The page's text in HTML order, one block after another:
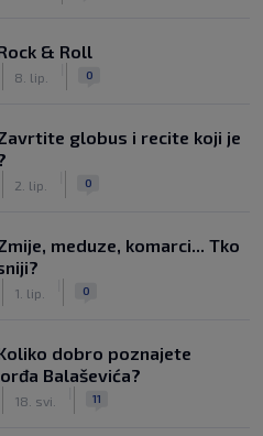
& Roll
8. lip. 0
globus i recite koji je
2. lip. 0
meduze, komarci... Tko
1. lip. 0
dobro poznajete
Balaševića?
18. svi. 11